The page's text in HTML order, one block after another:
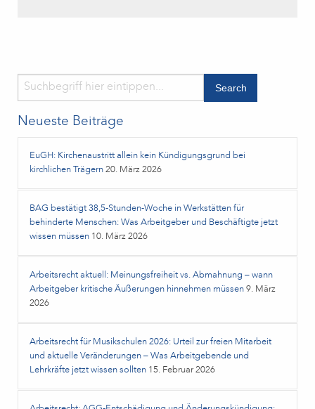
Neueste Beiträge
EuGH: Kirchenaustritt allein kein Kündigungsgrund bei
kirchlichen Trägern 20. März 2026
BAG bestätigt 38,5‑Stunden‑Woche in Werkstätten für
behinderte Menschen: Was Arbeitgeber und Beschäftigte jetzt
wissen müssen 10. März 2026
Arbeitsrecht aktuell: Meinungsfreiheit vs. Abmahnung – wann
Arbeitgeber kritische Äußerungen hinnehmen müssen 9. März
2026
Arbeitsrecht für Musikschulen 2026: Urteil zur freien Mitarbeit
und aktuelle Veränderungen – Was Arbeitgebende und
Lehrkräfte jetzt wissen sollten 15. Februar 2026